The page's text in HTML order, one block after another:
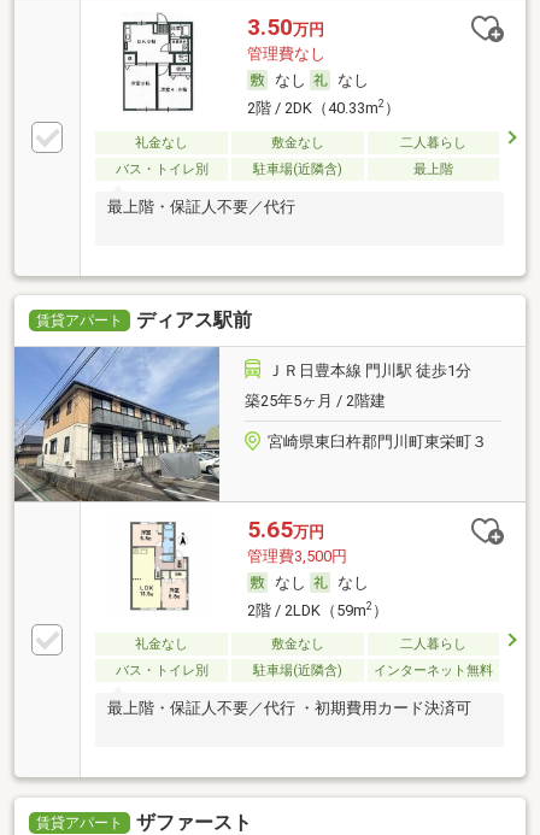
3.50万円
管理費なし
なし
なし
2階 / 2DK（40.33m2）
礼金なし 敷金なし
二人暮らし
バス・トイレ別
駐車場(近隣含) 最上階
最上階・保証人不要／代行
賃貸アパート ディアス駅前
ＪＲ日豊本線 門川駅 徒歩1分
築25年5ヶ月 / 2階建
宮崎県東臼杵郡門川町東栄町３
5.65万円
管理費3,500円
なし
なし
2階 / 2LDK（59m2）
礼金なし 敷金なし
二人暮らし
バス・トイレ別
駐車場(近隣含) インターネット無料
最上階・保証人不要／代行 ・初期費用カード決済可
賃貸アパート ザファースト